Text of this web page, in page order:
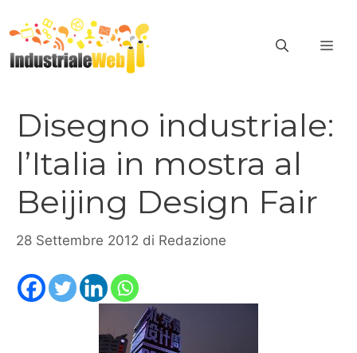
al
contenuto
Disegno industriale:
l’Italia in mostra al
Beijing Design Fair
28 Settembre 2012 di Redazione